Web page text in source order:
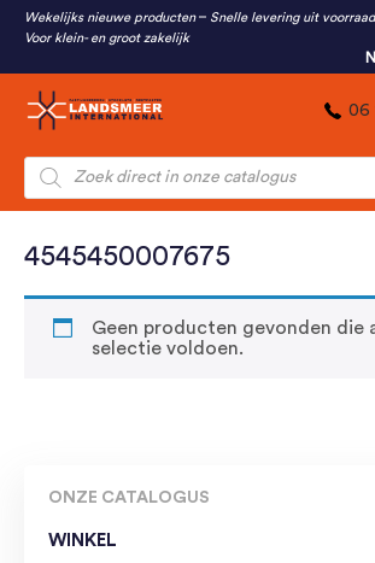
Wekelijks nieuwe producten
Snelle levering uit voorraad
Voor klein- en groot zakelijk
06
Producten
zoeken
ONZE CATALOGUS
WINKEL
4545450007675
Geen producten gevonden die
selectie voldoen.